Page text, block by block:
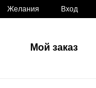
Желания Вход
Мой заказ